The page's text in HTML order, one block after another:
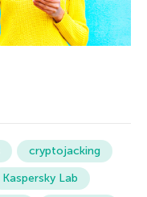
cryptojacking
Kaspersky Lab